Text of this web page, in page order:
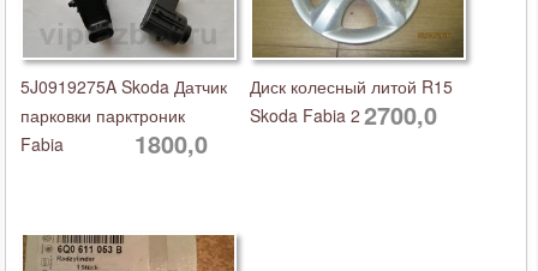
5J0919275A Skoda Датчик
парковки парктроник
Fabia
1800,0
Диск колесный литой R15
Skoda Fabia 2 2700,0